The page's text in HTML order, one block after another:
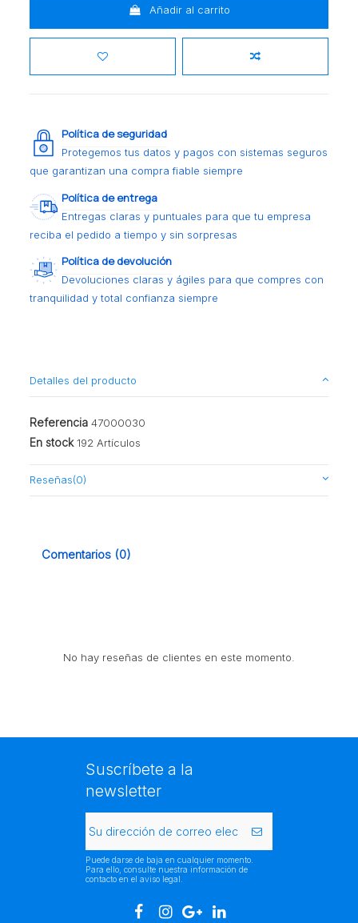
Añadir al carrito
Política de seguridad
Protegemos tus datos y pagos con sistemas seguros
que garantizan una compra fiable siempre
Política de entrega
Entregas claras y puntuales para que tu empresa
reciba el pedido a tiempo y sin sorpresas
Política de devolución
Devoluciones claras y ágiles para que compres con
tranquilidad y total confianza siempre
Detalles del producto
Referencia 47000030
En stock 192 Artículos
Reseñas(0)
Comentarios (0)
No hay reseñas de clientes en este momento.
Suscríbete a la
newsletter
Puede darse de baja en cualquier momento.
Para ello, consulte nuestra información de
contacto en el aviso legal.